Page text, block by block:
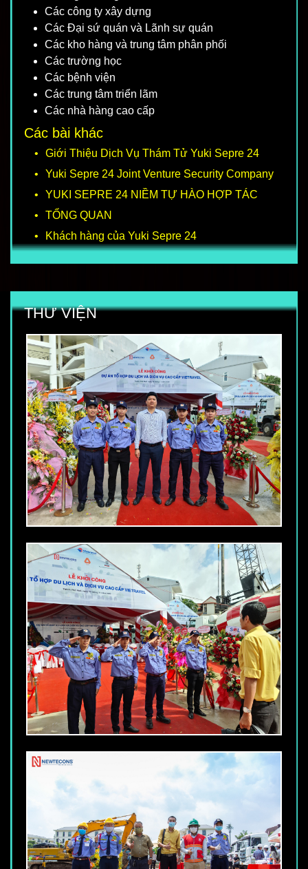
Các công ty xây dựng
Các Đại sứ quán và Lãnh sự quán
Các kho hàng và trung tâm phân phối
Các trường học
Các bệnh viện
Các trung tâm triển lãm
Các nhà hàng cao cấp
Các bài khác
Giới Thiệu Dịch Vụ Thám Tử Yuki Sepre 24
Yuki Sepre 24 Joint Venture Security Company
YUKI SEPRE 24 NIỀM TỰ HÀO HỢP TÁC
TỔNG QUAN
Khách hàng của Yuki Sepre 24
THƯ VIỆN